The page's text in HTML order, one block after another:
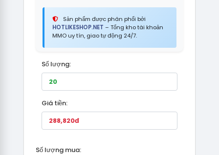
Sản phẩm được phân phối bởi
HOTLIKESHOP.NET – Tổng kho tài khoản
MMO uy tín, giao tự động 24/7.
Số lượng:
Giá tiền:
Số lượng mua: